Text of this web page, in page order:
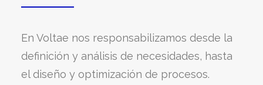
En Voltae nos responsabilizamos desde la
definición y análisis de necesidades, hasta
el diseño y optimización de procesos.